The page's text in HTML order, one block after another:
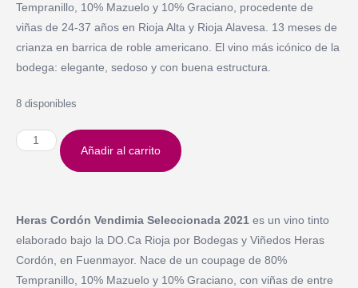
Tempranillo, 10% Mazuelo y 10% Graciano, procedente de
viñas de 24-37 años en Rioja Alta y Rioja Alavesa. 13 meses de
crianza en barrica de roble americano. El vino más icónico de la
bodega: elegante, sedoso y con buena estructura.
8 disponibles
Añadir al carrito
Heras Cordón Vendimia Seleccionada 2021 es un vino tinto
elaborado bajo la DO.Ca Rioja por Bodegas y Viñedos Heras
Cordón, en Fuenmayor. Nace de un coupage de 80%
Tempranillo, 10% Mazuelo y 10% Graciano, con viñas de entre